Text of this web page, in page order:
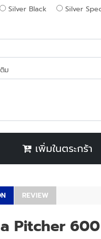
Silver Black Silver
ม
เพิ่มในตระกร้า
REVIEW
Pitcher